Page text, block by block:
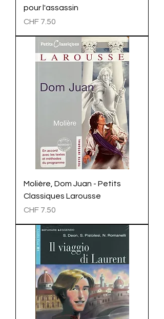
pour l'assassin
Preis
CHF 7.50
Molière, Dom Juan - Petits
Classiques Larousse
Preis
CHF 7.50